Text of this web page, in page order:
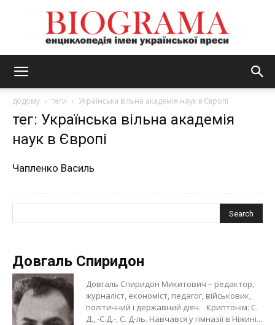
додому теги Українська вільна академія наук в Європі
тег: Українська вільна академія
наук в Європі
Чапленко Василь
Довгаль Спиридон
Довгаль Спиридон Микитович – редактор,
журналіст, економіст, педагог, військовик,
політичний і державний діяч. Криптонім: С.
Д., -С.Д.-, С. Д-ль. Навчався у гімназії в Ніжині...